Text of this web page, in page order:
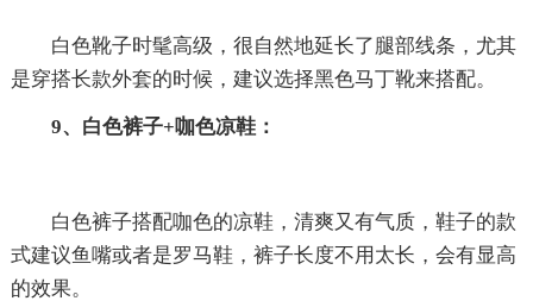
白色靴子时髦高级，很自然地延长了腿部线条，尤其
是穿搭长款外套的时候，建议选择黑色马丁靴来搭配。
9、白色裤子+咖色凉鞋：
白色裤子搭配咖色的凉鞋，清爽又有气质，鞋子的款
式建议鱼嘴或者是罗马鞋，裤子长度不用太长，会有显高
的效果。